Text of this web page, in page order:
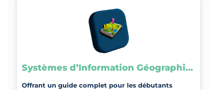
Systèmes d’Information Géographique
Offrant un guide complet pour les débutants